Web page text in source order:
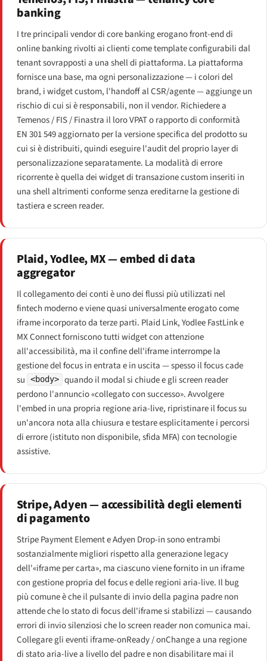
banking
I tre principali vendor di core banking erogano front-end di
online banking rivolti ai clienti come template configurabili dal
tenant sovrapposti a una shell di piattaforma. La piattaforma
fornisce una base, ma ogni personalizzazione — i colori del
brand, i widget custom, l'handoff al CSR/agente — aggiunge un
rischio di cui si è responsabili, non il vendor. Richiedere a
Temenos / FIS / Finastra il loro VPAT o rapporto di conformità
EN 301 549 aggiornato per la versione specifica del prodotto su
cui si è distribuiti, quindi eseguire l'audit del proprio layer di
personalizzazione separatamente. La modalità di errore
ricorrente è quella dei widget di transazione custom inseriti in
una shell altrimenti conforme senza ereditarne la gestione di
tastiera e screen reader.
Plaid, Yodlee, MX — embed di data
aggregator
Il collegamento dei conti è uno dei flussi più utilizzati nel
fintech moderno e viene quasi universalmente erogato come
iframe incorporato da terze parti. Plaid Link, Yodlee FastLink e
MX Connect forniscono tutti widget con attenzione
all'accessibilità, ma il confine dell'iframe interrompe la
gestione del focus in entrata e in uscita — spesso il focus cade
su
<body> quando il modal si chiude e gli screen reader
perdono l'annuncio «collegato con successo». Avvolgere
l'embed in una propria regione aria-live, ripristinare il focus su
un'ancora nota alla chiusura e testare esplicitamente i percorsi
di errore (istituto non disponibile, sfida MFA) con tecnologie
assistive.
Stripe, Adyen — accessibilità degli elementi
di pagamento
Stripe Payment Element e Adyen Drop-in sono entrambi
sostanzialmente migliori rispetto alla generazione legacy
dell'«iframe per carta», ma ciascuno viene fornito in un iframe
con gestione propria del focus e delle regioni aria-live. Il bug
più comune è che il pulsante di invio della pagina padre non
attende che lo stato di focus dell'iframe si stabilizzi — causando
errori di invio silenziosi che lo screen reader non comunica mai.
Collegare gli eventi iframe-onReady / onChange a una regione
di stato aria-live a livello del padre e non disabilitare mai il